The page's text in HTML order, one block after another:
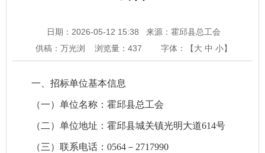
日期：2026-05-12 15:38
来源：霍邱县总工会
供稿：万光浏
浏览量： 437 字体：【大 中 小】
一、招标单位基本信息
（一）单位名称：霍邱县总工会
（二）单位地址：霍邱县城关镇光明大道614号
（三）联系电话：0564－2717990